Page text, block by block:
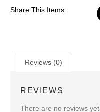
Share This Items :
Reviews (0)
REVIEWS
There are no reviews yet.